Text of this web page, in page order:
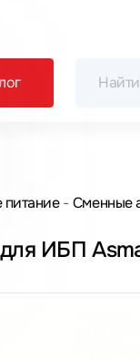
питание Сменные
ИБП